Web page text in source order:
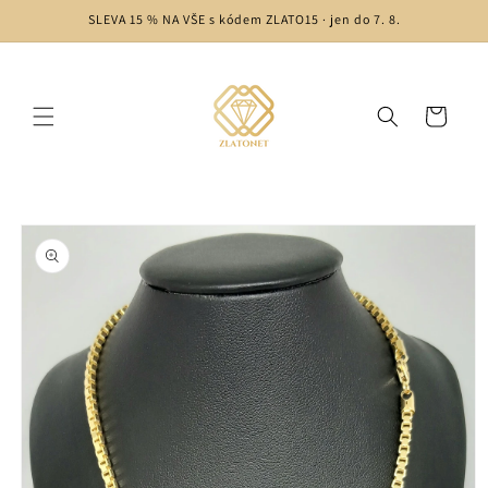
SLEVA 15 % NA VŠE s kódem ZLATO15 · jen do 7. 8.
Cart
Skip to
product
information